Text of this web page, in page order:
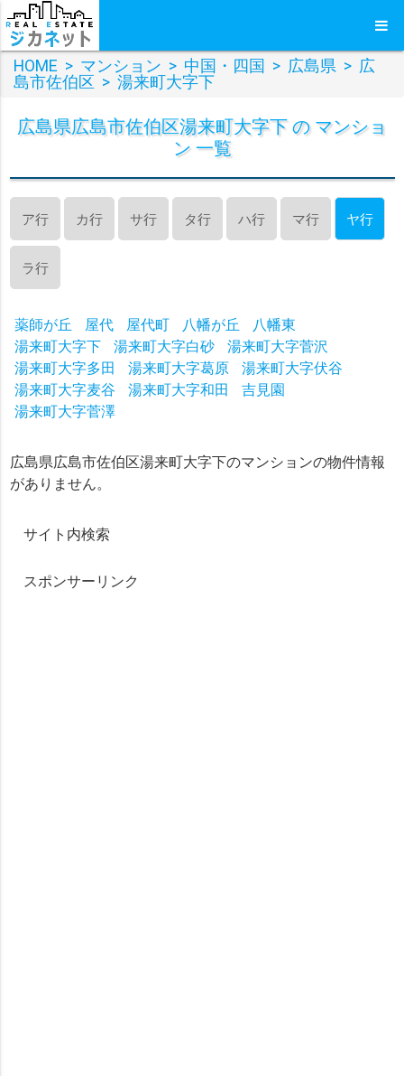
HOME > マンション > 中国・四国 > 広島県 > 広
島市佐伯区 > 湯来町大字下
広島県広島市佐伯区湯来町大字下 の マンショ
ン 一覧
ア行 カ行 サ行 タ行 ハ行 マ行 ヤ行
ラ行
薬師が丘 屋代 屋代町 八幡が丘
八幡東
湯来町大字下
湯来町大字白砂
湯来町大字菅沢
湯来町大字多田
湯来町大字葛原
湯来町大字伏谷
湯来町大字麦谷
湯来町大字和田
吉見園
湯来町大字菅澤
広島県広島市佐伯区湯来町大字下のマンションの物件情報
がありません。
サイト内検索
スポンサーリンク